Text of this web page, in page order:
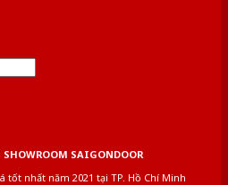
SHOWROOM SAIGONDOOR
tốt nhất năm 2021 tại TP. Hồ Chí Minh